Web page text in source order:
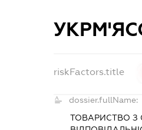
riskFactors.title
dossier.fullName:
ТОВАРИСТВО